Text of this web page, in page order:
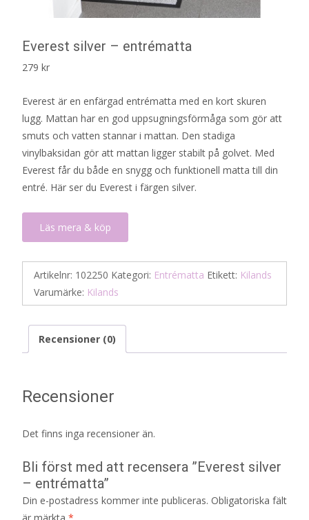
Everest silver – entrématta
279 kr
Everest är en enfärgad entrématta med en kort skuren
lugg. Mattan har en god uppsugningsförmåga som gör att
smuts och vatten stannar i mattan. Den stadiga
vinylbaksidan gör att mattan ligger stabilt på golvet. Med
Everest får du både en snygg och funktionell matta till din
entré. Här ser du Everest i färgen silver.
Läs mera & köp
Artikelnr: 102250 Kategori: Entrématta Etikett: Kilands
Varumärke: Kilands
Recensioner (0)
Recensioner
Det finns inga recensioner än.
Bli först med att recensera ”Everest silver
– entrématta”
Din e-postadress kommer inte publiceras. Obligatoriska fält
är märkta *